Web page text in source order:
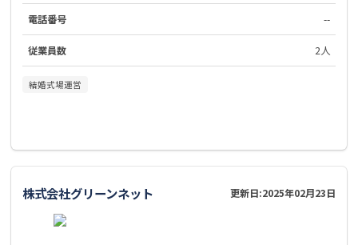
電話番号 --
従業員数 2人
結婚式場運営
株式会社グリーンネット 更新日:2025年02月23日